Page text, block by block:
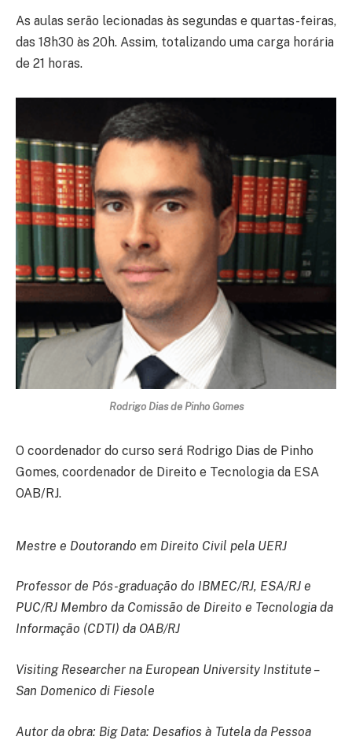
As aulas serão lecionadas às segundas e quartas-feiras,
das 18h30 às 20h. Assim, totalizando uma carga horária
de 21 horas.
Rodrigo Dias de Pinho Gomes
O coordenador do curso será Rodrigo Dias de Pinho
Gomes, coordenador de Direito e Tecnologia da ESA
OAB/RJ.
Mestre e Doutorando em Direito Civil pela UERJ
Professor de Pós-graduação do IBMEC/RJ, ESA/RJ e
PUC/RJ Membro da Comissão de Direito e Tecnologia da
Informação (CDTI) da OAB/RJ
Visiting Researcher na European University Institute –
San Domenico di Fiesole
Autor da obra: Big Data: Desafios à Tutela da Pessoa